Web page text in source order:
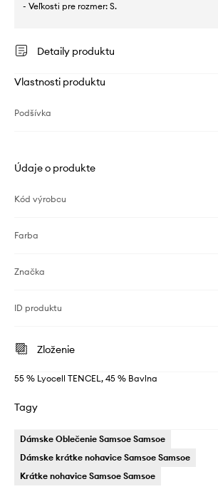
- Veľkosti pre rozmer: S.
Detaily produktu
Vlastnosti produktu
Podšívka
Údaje o produkte
Kód výrobcu
Farba
Značka
ID produktu
Zloženie
55 % Lyocell TENCEL, 45 % Bavlna
Tagy
Dámske Oblečenie Samsoe Samsoe
Dámske krátke nohavice Samsoe Samsoe
Krátke nohavice Samsoe Samsoe